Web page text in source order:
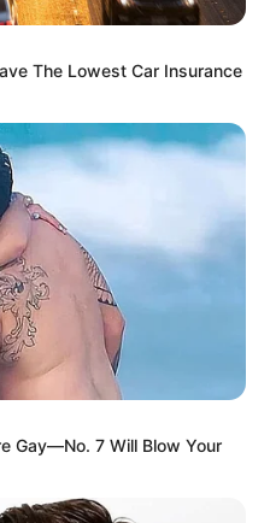
นิยมสูงสุดในไทย
ำ
The Lowest Car Insurance
Gay—No. 7 Will Blow Your